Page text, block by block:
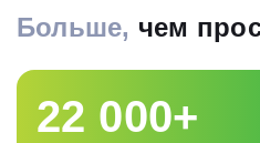
Больше, чем
22 000+